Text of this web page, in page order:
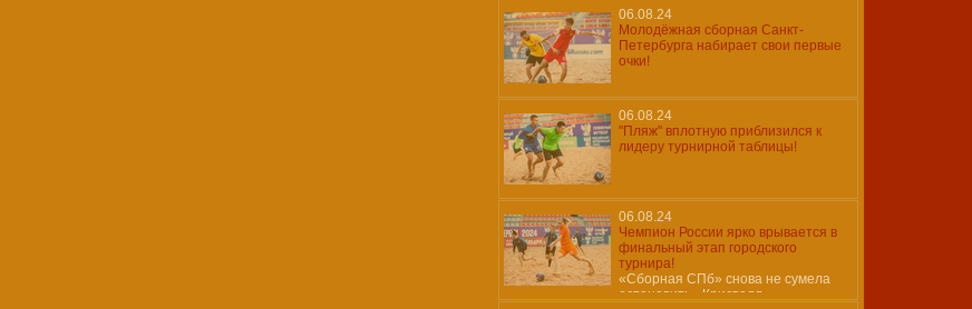
06.08.24
Молодёжная сборная Санкт-
Петербурга набирает свои первые
очки!
06.08.24
"Пляж" вплотную приблизился к
лидеру турнирной таблицы!
06.08.24
Чемпион России ярко врывается в
финальный этап городского
турнира!
«Сборная СПб» снова не сумела
остановить «Кристалл»…